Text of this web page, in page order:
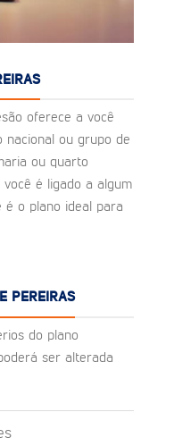
oferece a você
nacional ou grupo de
ou quarto
você é ligado a algum
é o plano ideal para
PEREIRAS
do plano
ser alterada